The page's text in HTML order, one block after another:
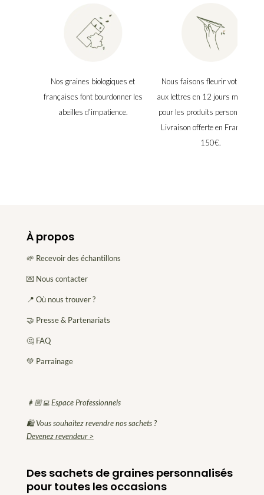
Nos graines biologiques et
françaises font bourdonner les
abeilles d’impatience.
Nous faisons fleurir votre boîte
aux lettres en 12 jours
pour les produits personnalisés.
Livraison offerte en France dès
150€.
À propos
🌱 Recevoir des échantillons
💌 Nous contacter
📍 Où nous trouver ?
🤝 Presse & Partenariats
🤔 FAQ
💚 Parrainage
👩🏼‍💻 Espace Professionnels
🛍 Vous souhaitez revendre nos sachets ?
Devenez revendeur >
Des sachets de graines personnalisés
pour toutes les occasions